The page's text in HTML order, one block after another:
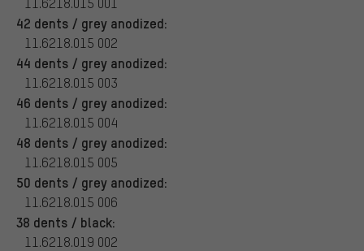
42 dents / grey anodized:
11.6218.015 002
44 dents / grey anodized:
11.6218.015 003
46 dents / grey anodized:
11.6218.015 004
48 dents / grey anodized:
11.6218.015 005
50 dents / grey anodized:
11.6218.015 006
38 dents / black:
11.6218.019 002